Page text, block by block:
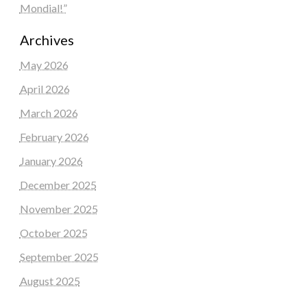
Mondial!”
Archives
May 2026
April 2026
March 2026
February 2026
January 2026
December 2025
November 2025
October 2025
September 2025
August 2025